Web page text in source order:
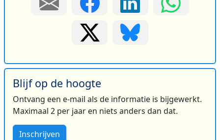
Blijf op de hoogte
Ontvang een e-mail als de informatie is bijgewerkt.
Maximaal 2 per jaar en niets anders dan dat.
Inschrijven